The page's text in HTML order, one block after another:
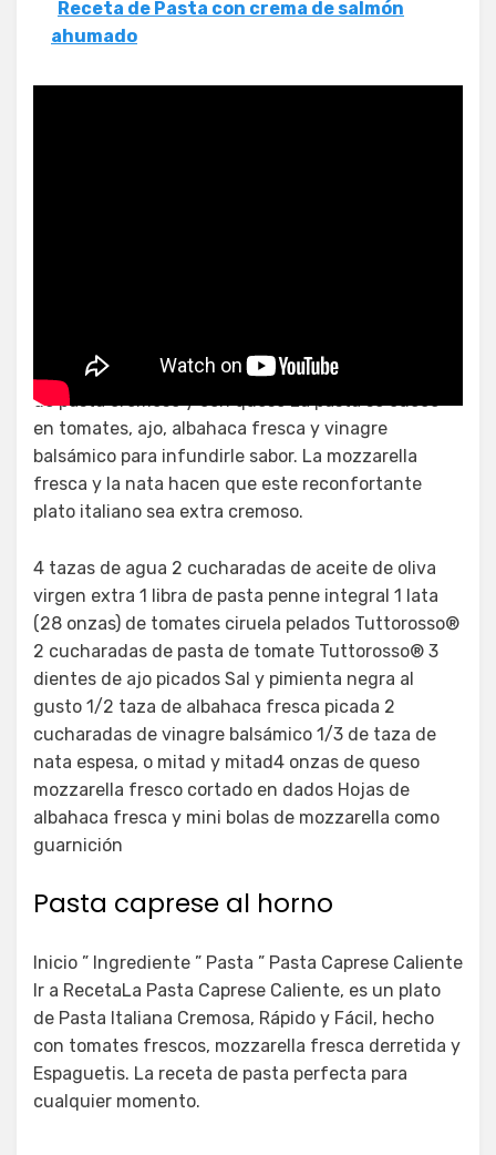
Receta de Pasta con crema de salmón
ahumado
Los sabores del clásico tomate caprese en un plato
de pasta cremoso y con queso La pasta se cuece
en tomates, ajo, albahaca fresca y vinagre
balsámico para infundirle sabor. La mozzarella
fresca y la nata hacen que este reconfortante
plato italiano sea extra cremoso.
4 tazas de agua 2 cucharadas de aceite de oliva
virgen extra 1 libra de pasta penne integral 1 lata
(28 onzas) de tomates ciruela pelados Tuttorosso®
2 cucharadas de pasta de tomate Tuttorosso® 3
dientes de ajo picados Sal y pimienta negra al
gusto 1/2 taza de albahaca fresca picada 2
cucharadas de vinagre balsámico 1/3 de taza de
nata espesa, o mitad y mitad4 onzas de queso
mozzarella fresco cortado en dados Hojas de
albahaca fresca y mini bolas de mozzarella como
guarnición
Pasta caprese al horno
Inicio ” Ingrediente ” Pasta ” Pasta Caprese Caliente
Ir a RecetaLa Pasta Caprese Caliente, es un plato
de Pasta Italiana Cremosa, Rápido y Fácil, hecho
con tomates frescos, mozzarella fresca derretida y
Espaguetis. La receta de pasta perfecta para
cualquier momento.